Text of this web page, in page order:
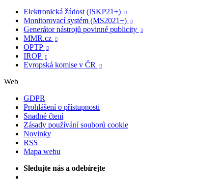
Elektronická žádost (ISKP21+)

Monitorovací systém (MS2021+) 
Generátor nástrojů povinné publicity 
MMR.cz 
OPTP 
IROP 
Evropská komise v ČR 
Web
GDPR
Prohlášení o přístupnosti
Snadné čtení
Zásady používání souborů cookie
Novinky
RSS
Mapa webu
Sledujte nás a odebírejte